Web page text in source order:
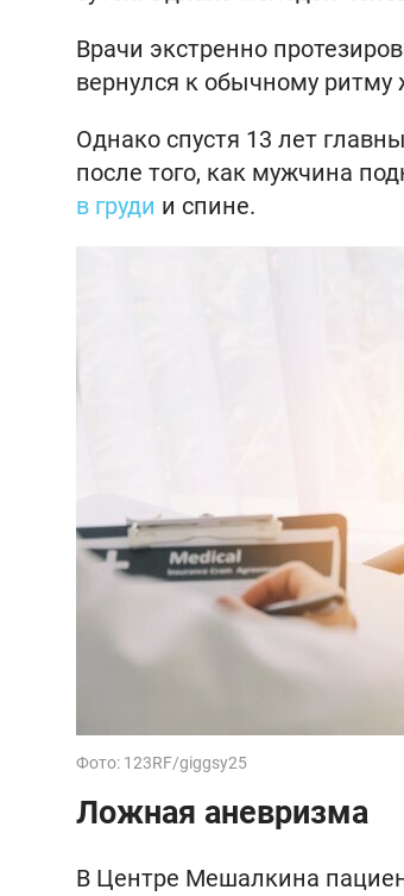
Врачи экстренно
вернулся к обычному ритму
Однако спустя 13 лет
после того, как мужчина
в груди и спине.
Фото: 123RF/giggsy25
Ложная аневризма
В Центре Мешалкина